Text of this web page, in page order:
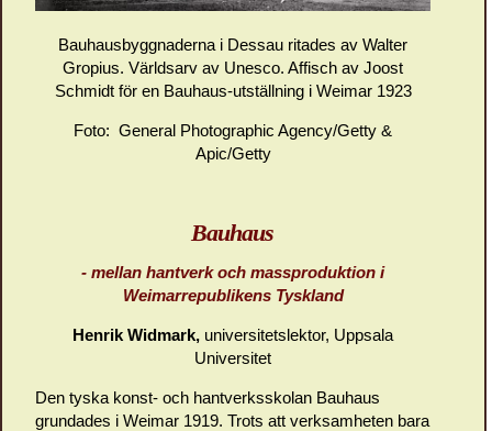
Bauhausbyggnaderna i Dessau ritades av Walter
Gropius. Världsarv av Unesco. Affisch av Joost
Schmidt för en Bauhaus-utställning i Weimar 1923
Foto: General Photographic Agency/Getty &
Apic/Getty
Bauhaus
- mellan hantverk och massproduktion i
Weimarrepublikens Tyskland
Henrik Widmark, universitetslektor, Uppsala
Universitet
Den tyska konst- och hantverksskolan Bauhaus
grundades i Weimar 1919. Trots att verk­samheten bara